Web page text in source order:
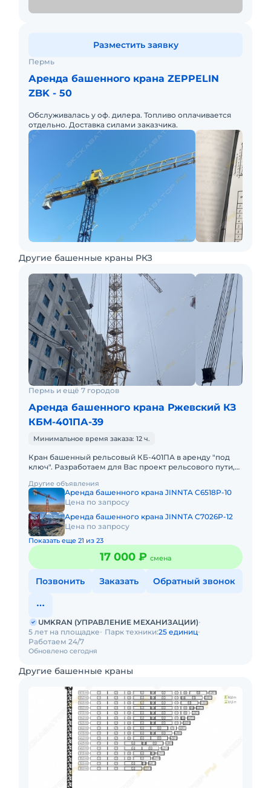
Пермь
Аренда башенного крана ZEPPELIN
ZBK - 50
Обслуживалась у оф. дилера. Топливо оплачивается
отдельно. Доставка силами заказчика.
Разместить заявку
Другие башенные краны РКЗ
Пермь и ещё 7 городов
Аренда башенного крана Ржевский КЗ
КБМ-401ПА-39
Минимальное время заказа: 12 ч.
Кран башенный рельсовый КБ-401ПА в аренду "под
ключ". Разработаем для Вас проект рельсового пути,
доставим кран
Другие объявления
Аренда башенного крана JINNTA C6518P-10
Цена по запросу
Аренда башенного крана JINNTA C7026P-12
Цена по запросу
Показать еще 21 из 23
17 000 ₽ смена
Позвонить Заказать Обратный звонок
Обновлено сегодня
UMKRAN (УПРАВЛЕНИЕ МЕХАНИЗАЦИИ)
5 лет на площадке
Парк техники:25 единиц
Работаем 24/7
Другие башенные краны